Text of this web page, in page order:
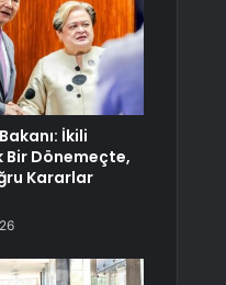
İkili
Bir Dönemeçte,
Kararlar